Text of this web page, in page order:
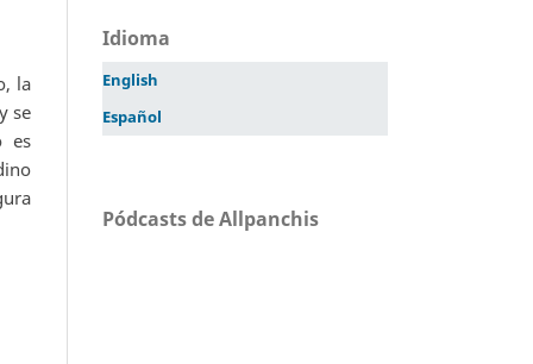
la
se
es
Idioma
English
Español
Pódcasts de Allpanchis